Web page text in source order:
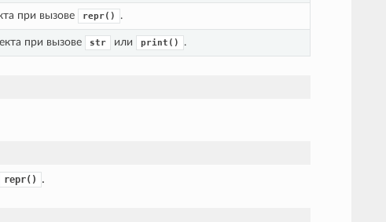
при вызове repr() .
при вызове str или print() .
repr() .